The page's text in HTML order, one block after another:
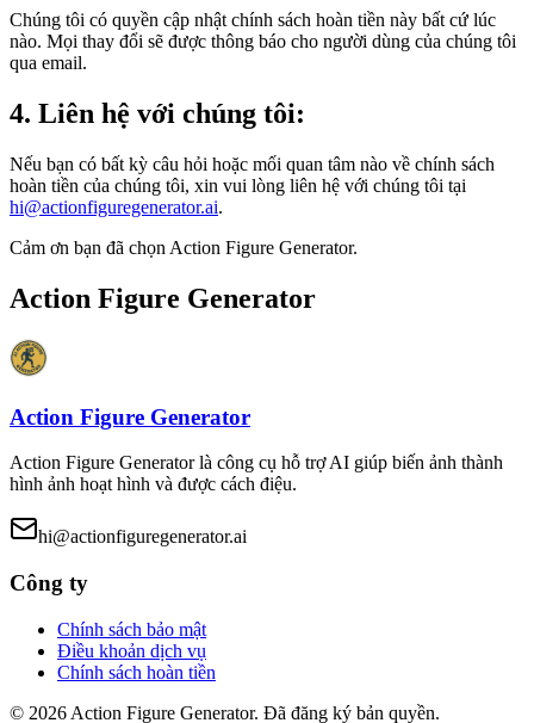
Chúng tôi có quyền cập nhật chính sách hoàn tiền này bất cứ lúc
nào. Mọi thay đổi sẽ được thông báo cho người dùng của chúng tôi
qua email.
4. Liên hệ với chúng tôi:
Nếu bạn có bất kỳ câu hỏi hoặc mối quan tâm nào về chính sách
hoàn tiền của chúng tôi, xin vui lòng liên hệ với chúng tôi tại
hi@actionfiguregenerator.ai.
Cảm ơn bạn đã chọn Action Figure Generator.
Action Figure Generator
Action Figure Generator
Action Figure Generator là công cụ hỗ trợ AI giúp biến ảnh thành
hình ảnh hoạt hình và được cách điệu.
hi@actionfiguregenerator.ai
Công ty
Chính sách bảo mật
Điều khoản dịch vụ
Chính sách hoàn tiền
© 2026 Action Figure Generator. Đã đăng ký bản quyền.